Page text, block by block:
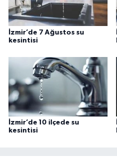
İzmir’de 7 Ağustos su
kesintisi
İzmir’de 10 ilçede su
kesintisi